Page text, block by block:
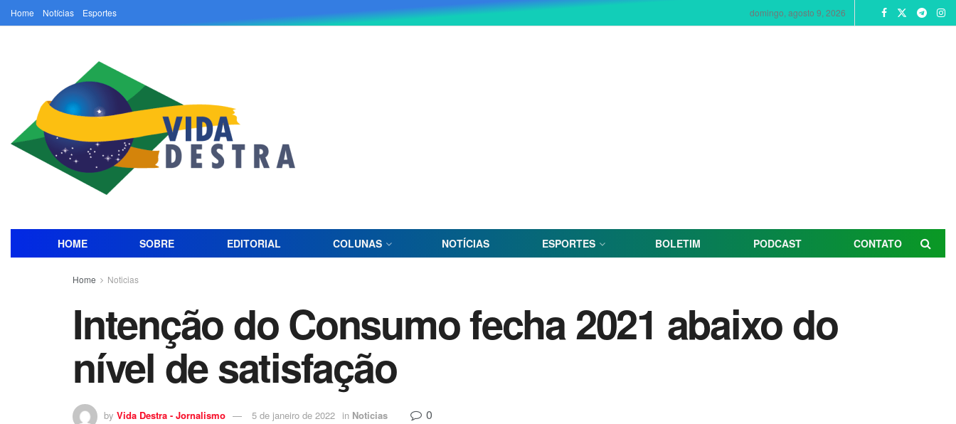
Home Notícias Esportes domingo, agosto 9, 2026
HOME SOBRE EDITORIAL COLUNAS NOTÍCIAS ESPORTES BOLETIM PODCAST CONTATO
Home Noticias
Intenção do Consumo fecha 2021 abaixo do
nível de satisfação
by Vida Destra - Jornalismo 5 de janeiro de 2022 in Noticias 0